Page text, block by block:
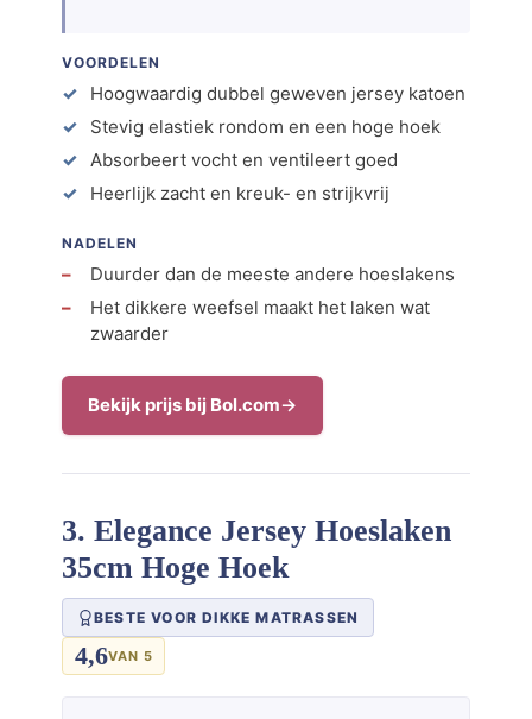
VOORDELEN
Hoogwaardig dubbel geweven jersey katoen
Stevig elastiek rondom en een hoge hoek
Absorbeert vocht en ventileert goed
Heerlijk zacht en kreuk- en strijkvrij
NADELEN
Duurder dan de meeste andere hoeslakens
Het dikkere weefsel maakt het laken wat
zwaarder
Bekijk prijs bij Bol.com
3. Elegance Jersey Hoeslaken
35cm Hoge Hoek
BESTE VOOR DIKKE MATRASSEN
4,6VAN 5